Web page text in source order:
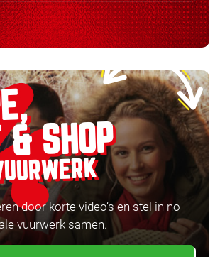
& SHOP
door korte video’s en stel in no-
vuurwerk samen.